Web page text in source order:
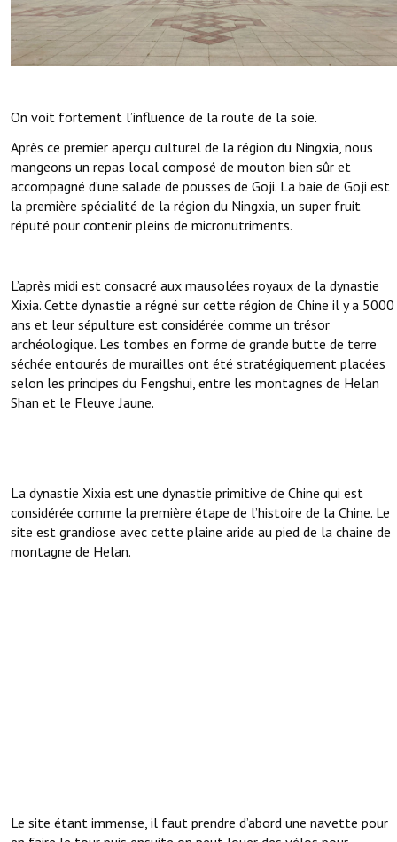
On voit fortement l’influence de la route de la soie.
Après ce premier aperçu culturel de la région du Ningxia, nous
mangeons un repas local composé de mouton bien sûr et
accompagné d’une salade de pousses de Goji. La baie de Goji est
la première spécialité de la région du Ningxia, un super fruit
réputé pour contenir pleins de micronutriments.
L’après midi est consacré aux mausolées royaux de la dynastie
Xixia. Cette dynastie a régné sur cette région de Chine il y a 5000
ans et leur sépulture est considérée comme un trésor
archéologique. Les tombes en forme de grande butte de terre
séchée entourés de murailles ont été stratégiquement placées
selon les principes du Fengshui, entre les montagnes de Helan
Shan et le Fleuve Jaune.
La dynastie Xixia est une dynastie primitive de Chine qui est
considérée comme la première étape de l’histoire de la Chine. Le
site est grandiose avec cette plaine aride au pied de la chaine de
montagne de Helan.
Le site étant immense, il faut prendre d’abord une navette pour